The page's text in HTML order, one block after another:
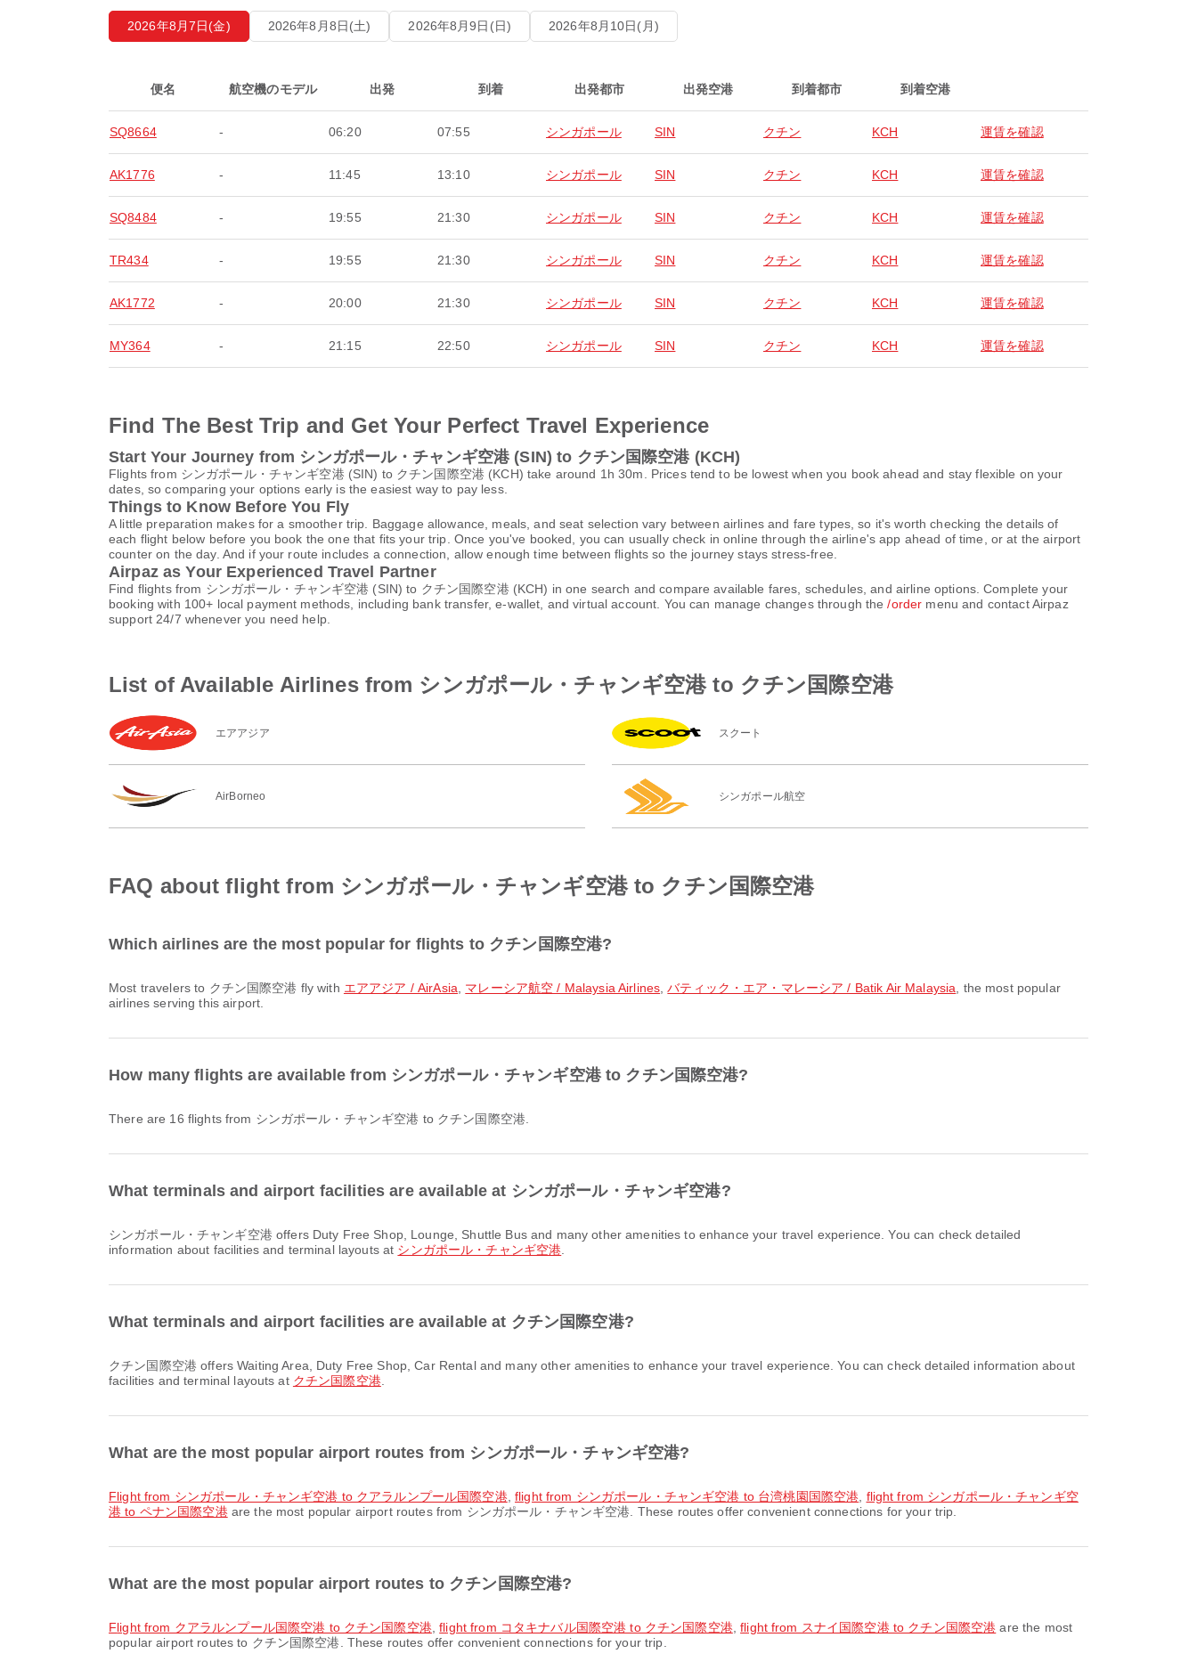
2026年8月7日(金) 2026年8月8日(土) 2026年8月9日(日) 2026年8月10日(月)
便名 航空機のモデル 出発 到着 出発都市 出発空港 到着都市 到着空港
SQ8664 - 06:20 07:55 シンガポール SIN クチン KCH 運賃を確認
AK1776 - 11:45 13:10 シンガポール SIN クチン KCH 運賃を確認
SQ8484 - 19:55 21:30 シンガポール SIN クチン KCH 運賃を確認
TR434 - 19:55 21:30 シンガポール SIN クチン KCH 運賃を確認
AK1772 - 20:00 21:30 シンガポール SIN クチン KCH 運賃を確認
MY364 - 21:15 22:50 シンガポール SIN クチン KCH 運賃を確認
Find The Best Trip and Get Your Perfect Travel Experience
Start Your Journey from シンガポール・チャンギ空港 (SIN) to クチン国際空港 (KCH)
Flights from シンガポール・チャンギ空港 (SIN) to クチン国際空港 (KCH) take around 1h 30m. Prices tend to be lowest when you book ahead and stay flexible on your
dates, so comparing your options early is the easiest way to pay less.
Things to Know Before You Fly
A little preparation makes for a smoother trip. Baggage allowance, meals, and seat selection vary between airlines and fare types, so it's worth checking the details of
each flight below before you book the one that fits your trip. Once you've booked, you can usually check in online through the airline's app ahead of time, or at the airport
counter on the day. And if your route includes a connection, allow enough time between flights so the journey stays stress-free.
Airpaz as Your Experienced Travel Partner
Find flights from シンガポール・チャンギ空港 (SIN) to クチン国際空港 (KCH) in one search and compare available fares, schedules, and airline options. Complete your
booking with 100+ local payment methods, including bank transfer, e-wallet, and virtual account. You can manage changes through the/order menu and contact Airpaz
support 24/7 whenever you need help.
List of Available Airlines from シンガポール・チャンギ空港 to クチン国際空港
エアアジア スクート
AirBorneo シンガポール航空
FAQ about flight from シンガポール・チャンギ空港 to クチン国際空港
Which airlines are the most popular for flights to クチン国際空港?
Most travelers to クチン国際空港 fly with エアアジア / AirAsia マレーシア航空 / Malaysia Airlines ,バティック・エア・マレーシア / Batik Air Malaysia , the most popular
airlines serving this airport.
How many flights are available from シンガポール・チャンギ空港 to クチン国際空港?
There are 16 flights from シンガポール・チャンギ空港 to クチン国際空港.
What terminals and airport facilities are available at シンガポール・チャンギ空港?
シンガポール・チャンギ空港 offers Duty Free Shop, Lounge, Shuttle Bus and many other amenities to enhance your travel experience. You can check detailed
information about facilities and terminal layouts at シンガポール・チャンギ空港
What terminals and airport facilities are available at クチン国際空港?
クチン国際空港 offers Waiting Area, Duty Free Shop, Car Rental and many other amenities to enhance your travel experience. You can check detailed information about
facilities and terminal layouts at クチン国際空港.
What are the most popular airport routes from シンガポール・チャンギ空港?
flight from シンガポール・チャンギ空港 to クアラルンプール国際空港,flight from シンガポール・チャンギ空港 to 台湾桃園国際空港 flight from シンガポール・チャンギ空
港 to ペナン国際空港are the most popular airport routes from シンガポール・チャンギ空港. These routes offer convenient connections for your trip.
What are the most popular airport routes to クチン国際空港?
flight from クアラルンプール国際空港 to クチン国際空港,flight from コタキナバル国際空港 to クチン国際空港,flight from スナイ国際空港 to クチン国際空港 are the most
popular airport routes to クチン国際空港. These routes offer convenient connections for your trip.